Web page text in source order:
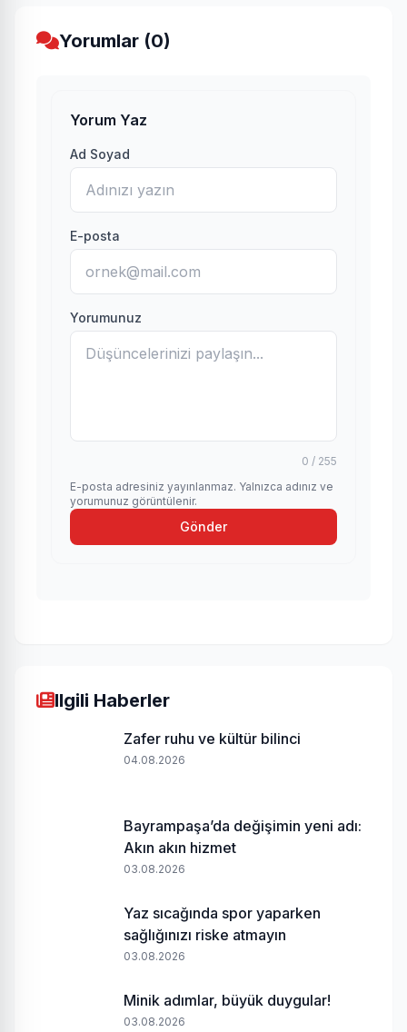
Yorumlar (0)
Yorum Yaz
Ad Soyad
E-posta
Yorumunuz
0 / 255
E-posta adresiniz yayınlanmaz. Yalnızca adınız ve
yorumunuz görüntülenir.
Gönder
Ilgili Haberler
Zafer ruhu ve kültür bilinci
04.08.2026
Bayrampaşa’da değişimin yeni adı:
Akın akın hizmet
03.08.2026
Yaz sıcağında spor yaparken
sağlığınızı riske atmayın
03.08.2026
Minik adımlar, büyük duygular!
03.08.2026